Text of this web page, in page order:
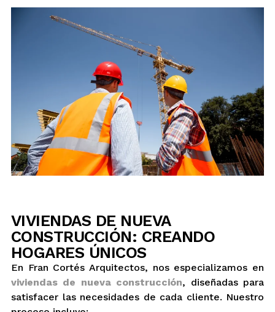
VIVIENDAS DE NUEVA
CONSTRUCCIÓN: CREANDO
HOGARES ÚNICOS
En Fran Cortés Arquitectos, nos especializamos en
viviendas de nueva construcción, diseñadas para
satisfacer las necesidades de cada cliente. Nuestro